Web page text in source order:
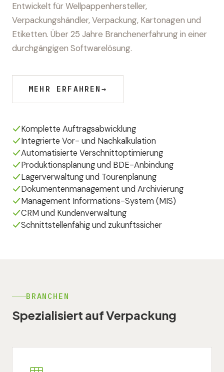
Entwickelt für Wellpappenhersteller,
Verpackungshändler, Verpackung, Kartonagen und
Etiketten. Über 25 Jahre Branchenerfahrung in einer
durchgängigen Softwarelösung.
MEHR ERFAHREN →
Komplette Auftragsabwicklung
Integrierte Vor- und Nachkalkulation
Automatisierte Verschnittoptimierung
Produktionsplanung und BDE-Anbindung
Lagerverwaltung und Tourenplanung
Dokumentenmanagement und Archivierung
Management Informations-System (MIS)
CRM und Kundenverwaltung
Schnittstellenfähig und zukunftssicher
BRANCHEN
Spezialisiert auf Verpackung